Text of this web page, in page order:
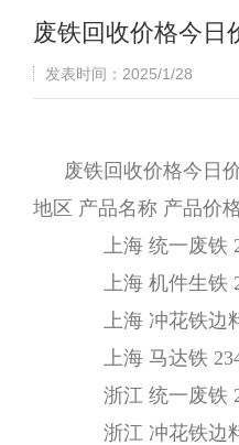
废铁回收价格今日
发表时间：2025/1/28
废铁回收价格今日
地区 产品名称 产品价
上海 统一废铁
上海 机件生铁
上海 冲花铁边料
上海 马达铁
浙江 统一废铁
浙江 冲花铁边料